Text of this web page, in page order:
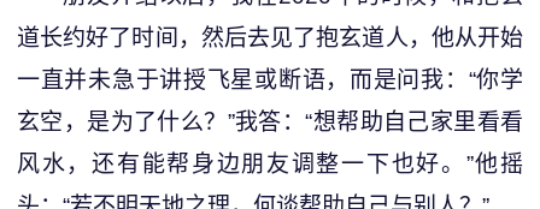
道长约好了时间，然后去见了抱玄道人，他从开始
一直并未急于讲授飞星或断语，而是问我：“你学
玄空，是为了什么？”我答：“想帮助自己家里看看
风水，还有能帮身边朋友调整一下也好。”他摇